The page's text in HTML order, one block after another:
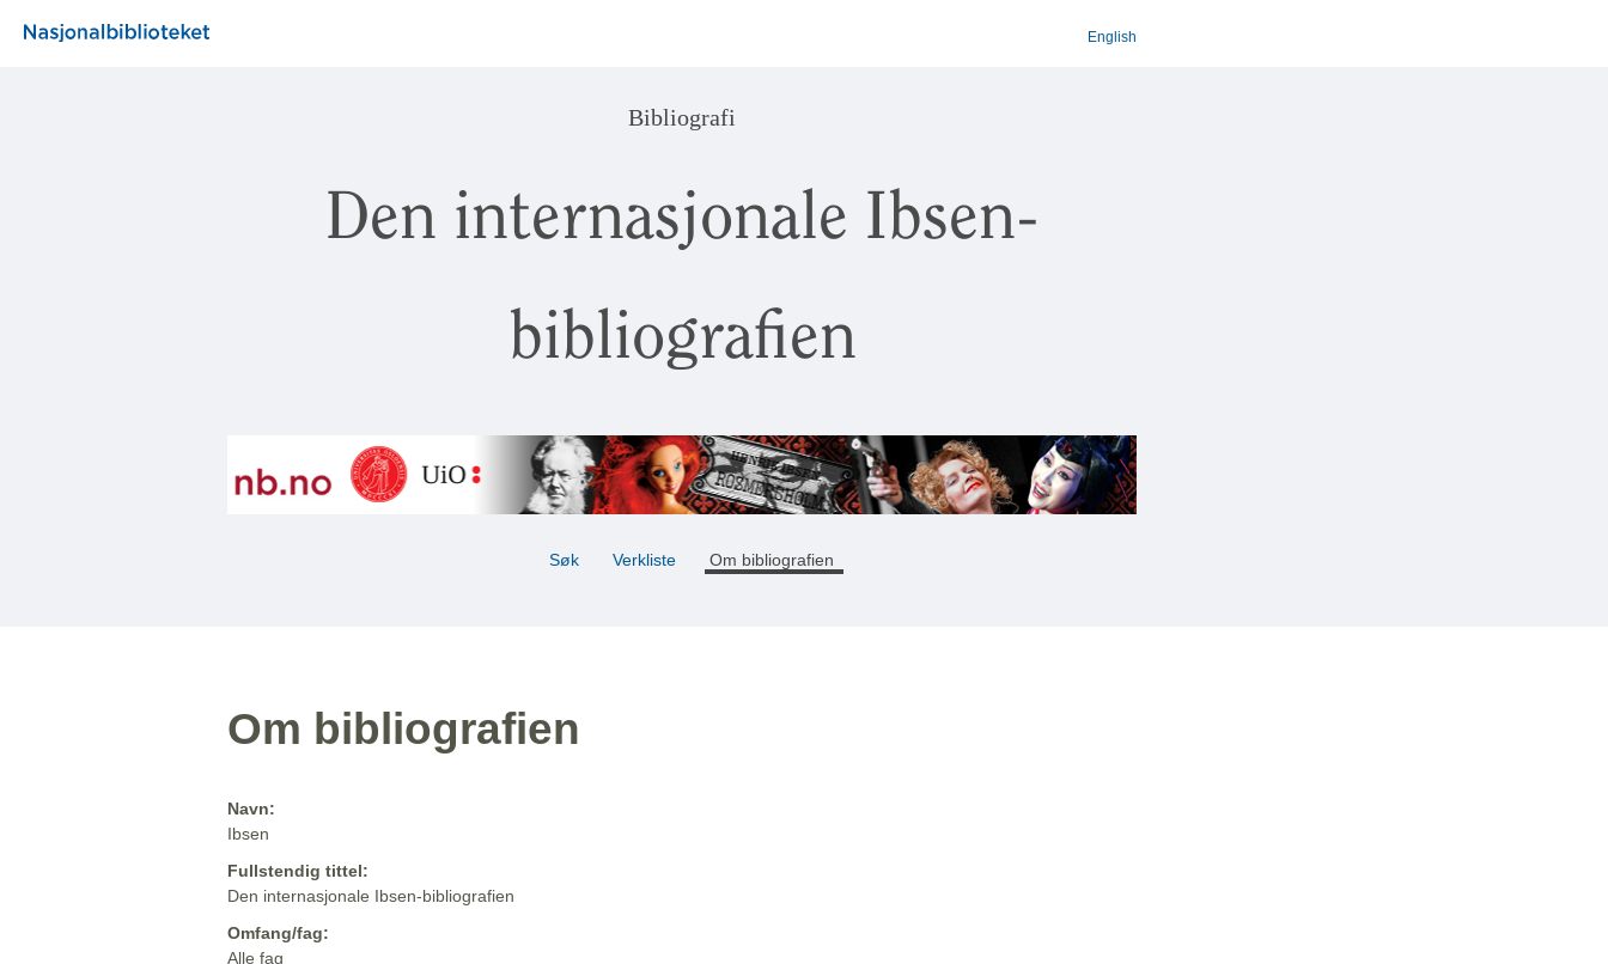
English
Bibliografi
Den internasjonale Ibsen-
bibliografien
Søk Verkliste Om bibliografien
Om bibliografien
Navn:
Ibsen
Fullstendig tittel:
Den internasjonale Ibsen-bibliografien
Omfang/fag:
Alle fag